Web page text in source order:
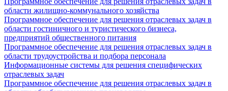
области жилищно-коммунального хозяйства
Программное обеспечение для решения отраслевых задач в
области гостиничного и туристического бизнеса,
предприятий общественного питания
Программное обеспечение для решения отраслевых задач в
области трудоустройства и подбора персонала
Информационные системы для решения специфических
отраслевых задач
Программное обеспечение для решения отраслевых задач в